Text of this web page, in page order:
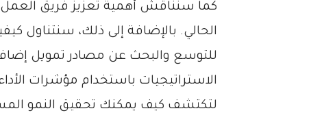
كما سنناقش أهمية تعزيز فريق العمل
الحالي. بالإضافة إلى ذلك، سنتناول
للتوسع والبحث عن مصادر تمويل
الاستراتيجيات باستخدام مؤشرات
لتكتشف كيف يمكنك تحقيق النمو